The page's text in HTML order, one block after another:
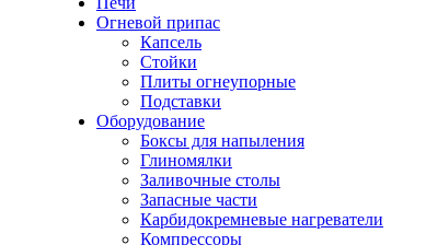
Огневой припас
Капсель
Стойки
Плиты огнеупорные
Подставки
Оборудование
Боксы для напыления
Глиномялки
Заливочные столы
Запасные части
Карбидокремневые нагреватели
Компрессоры